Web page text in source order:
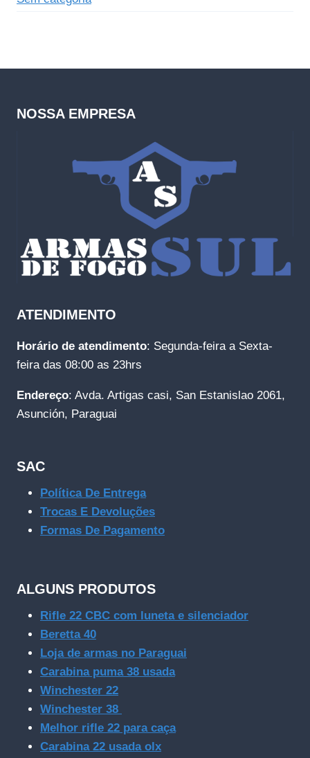
NOSSA EMPRESA
ATENDIMENTO
Horário de atendimento: Segunda-feira a Sexta-
feira das 08:00 as 23hrs
Endereço: Avda. Artigas casi, San Estanislao 2061,
Asunción, Paraguai
SAC
Política De Entrega
Trocas E Devoluções
Formas De Pagamento
ALGUNS PRODUTOS
Rifle 22 CBC com luneta e silenciador
Beretta 40
Loja de armas no Paraguai
Carabina puma 38 usada
Winchester 22
Winchester 38
Melhor rifle 22 para caça
Carabina 22 usada olx